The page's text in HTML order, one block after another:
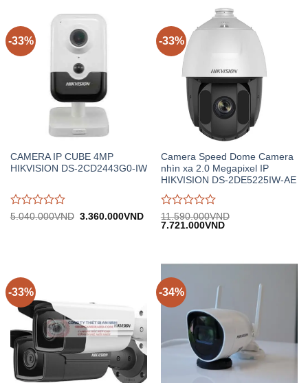
-33%
CAMERA IP CUBE 4MP
HIKVISION DS-2CD2443G0-IW
Được
5.040.000VND Giá
3.360.000VNDGiá
hiện
-33%
Camera Speed Dome Camera
nhìn xa 2.0 Megapixel IP
HIKVISION DS-2DE5225IW-AE
Được
đánh
11.590.000VND
Giá
7.721.000VNDGiá
-33% -34%